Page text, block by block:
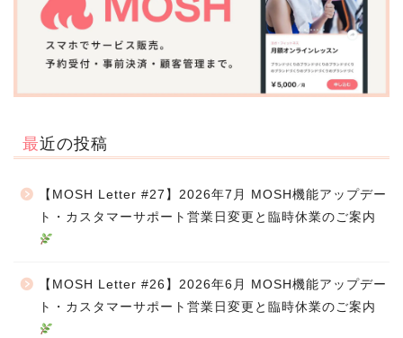
最近の投稿
【MOSH Letter #27】2026年7月 MOSH機能アップデー
ト・カスタマーサポート営業日変更と臨時休業のご案内
【MOSH Letter #26】2026年6月 MOSH機能アップデー
ト・カスタマーサポート営業日変更と臨時休業のご案内